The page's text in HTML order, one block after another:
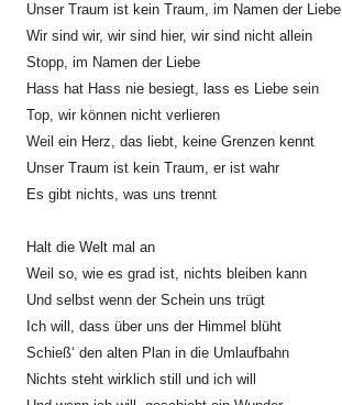
Unser Traum ist kein Traum, im Namen der Liebe
Wir sind wir, wir sind hier, wir sind nicht allein
Stopp, im Namen der Liebe
Hass hat Hass nie besiegt, lass es Liebe sein
Top, wir können nicht verlieren
Weil ein Herz, das liebt, keine Grenzen kennt
Unser Traum ist kein Traum, er ist wahr
Es gibt nichts, was uns trennt
Halt die Welt mal an
Weil so, wie es grad ist, nichts bleiben kann
Und selbst wenn der Schein uns trügt
Ich will, dass über uns der Himmel blüht
Schieß‘ den alten Plan in die Umlaufbahn
Nichts steht wirklich still und ich will